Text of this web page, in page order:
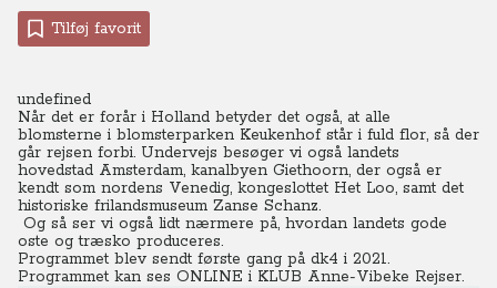
Tilføj favorit
undefined
Når det er forår i Holland betyder det også, at alle
blomsterne i blomsterparken Keukenhof står i fuld flor, så der
går rejsen forbi. Undervejs besøger vi også landets
hovedstad Amsterdam, kanalbyen Giethoorn, der også er
kendt som nordens Venedig, kongeslottet Het Loo, samt det
historiske frilandsmuseum Zanse Schanz.
Og så ser vi også lidt nærmere på, hvordan landets gode
oste og træsko produceres.
Programmet blev sendt første gang på dk4 i 2021.
Programmet kan ses ONLINE i KLUB Anne-Vibeke Rejser.